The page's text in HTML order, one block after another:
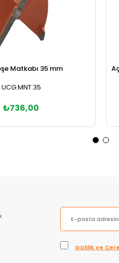
Matkabı 35 mm
UCG.MNT.35
₺736,00
Gizlilik ve